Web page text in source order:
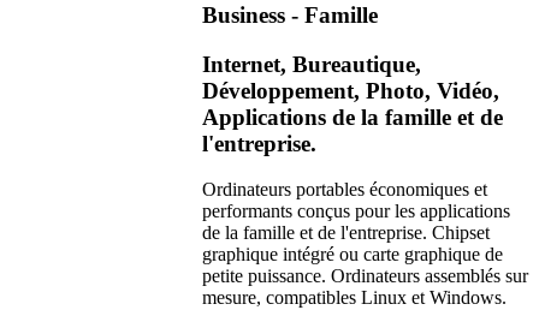
Business - Famille
Internet, Bureautique,
Développement, Photo, Vidéo,
Applications de la famille et de
l'entreprise.
Ordinateurs portables économiques et
performants conçus pour les applications
de la famille et de l'entreprise. Chipset
graphique intégré ou carte graphique de
petite puissance. Ordinateurs assemblés sur
mesure, compatibles Linux et Windows.